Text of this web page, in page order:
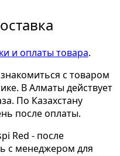
и оплаты товара.
с товаром
В Алматы действует
По Казахстану
после оплаты.
Red - после
с менеджером для